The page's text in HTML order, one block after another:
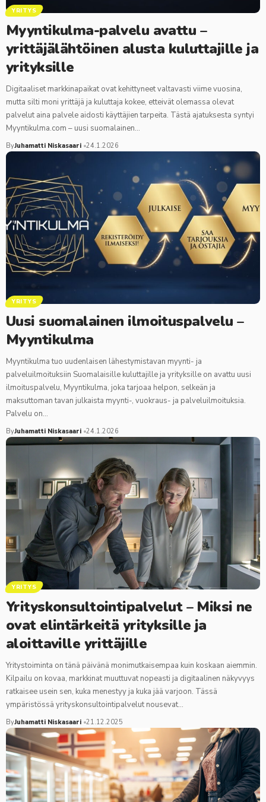
YRITYS
Myyntikulma-palvelu avattu –
yrittäjälähtöinen alusta kuluttajille ja
yrityksille
Digitaaliset markkinapaikat ovat kehittyneet valtavasti viime vuosina,
mutta silti moni yrittäjä ja kuluttaja kokee, etteivät olemassa olevat
palvelut aina palvele aidosti käyttäjien tarpeita. Tästä ajatuksesta syntyi
Myyntikulma.com – uusi suomalainen…
ByJuhamatti Niskasaari 24.1.2026
YRITYS
Uusi suomalainen ilmoituspalvelu –
Myyntikulma
Myyntikulma tuo uudenlaisen lähestymistavan myynti- ja
palveluilmoituksiin Suomalaisille kuluttajille ja yrityksille on avattu uusi
ilmoituspalvelu, Myyntikulma, joka tarjoaa helpon, selkeän ja
maksuttoman tavan julkaista myynti-, vuokraus- ja palveluilmoituksia.
Palvelu on…
ByJuhamatti Niskasaari 24.1.2026
YRITYS
Yrityskonsultointipalvelut – Miksi ne
ovat elintärkeitä yrityksille ja
aloittaville yrittäjille
Yritystoiminta on tänä päivänä monimutkaisempaa kuin koskaan aiemmin.
Kilpailu on kovaa, markkinat muuttuvat nopeasti ja digitaalinen näkyvyys
ratkaisee usein sen, kuka menestyy ja kuka jää varjoon. Tässä
ympäristössä yrityskonsultointipalvelut nousevat…
ByJuhamatti Niskasaari 21.12.2025